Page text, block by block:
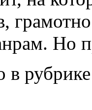
Но
в